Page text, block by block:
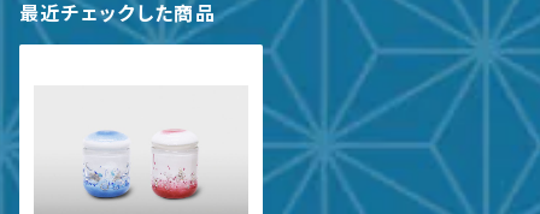
最近チェックした商品